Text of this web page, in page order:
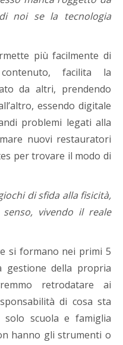
noi se la tecnologia
più facilmente di
facilita la
da altri, prendendo
essendo digitale
problemi legati alla
nuovi restauratori
per trovare il modo di
di sfida alla fisicità,
vivendo il reale
si formano nei primi 5
gestione della propria
retrodatare ai
di cosa sta
solo scuola e famiglia
hanno gli strumenti o